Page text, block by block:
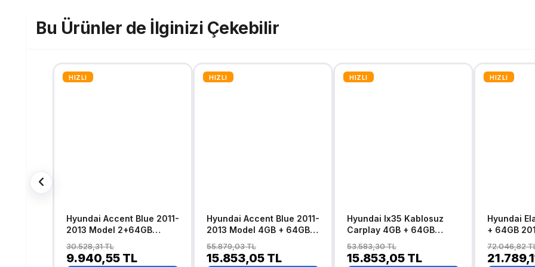
Bu Ürünler de İlginizi Çekebilir
HIZLI
Hyundai Accent Blue 2011-
2013 Model 2+64GB
Carplay Navigasyon
Multimedya Sistemi
30.528,31 TL
9.940,55 TL
HIZLI
Hyundai Accent Blue 2011-
2013 Model 4GB + 64GB
Carplay Navigasyon
Multimedya Sistemi
55.879,03 TL
15.853,05 TL
HIZLI
Hyundai Ix35 Kablosuz
Carplay 4GB + 64GB
Multimedya Sistemi 2009-
2015
53.583,30 TL
15.853,05 TL
HIZLI
Hyundai
+ 64GB
72.046,82